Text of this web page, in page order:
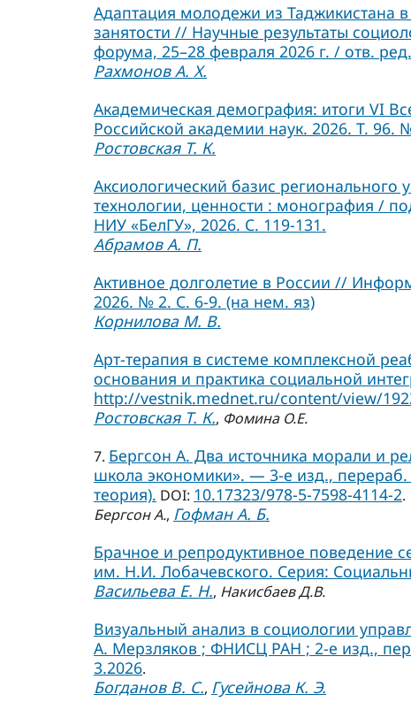
Адаптация молодежи из Таджикистана
занятости // Научные результаты
форума, 25–28 февраля 2026 г. / отв.
Рахмонов А. Х.
Академическая демография: итоги VI
Российской академии наук. 2026. Т. 96.
Ростовская Т. К.
Аксиологический базис
технологии, ценности : монография /
НИУ «БелГУ», 2026. С. 119-131.
Абрамов А. П.
Активное долголетие в России //
2026. № 2. С. 6-9. (на нем. яз)
Корнилова М. В.
Арт-терапия в системе комплексной
основания и практика социальной
http://vestnik.mednet.ru/content/view/
Ростовская Т. К., Фомина О.Е.
7. Бергсон А. Два источника морали и
школа экономики». — 3-е изд.,
теория). DOI: 10.17323/978-5-7598-4114-2.
Бергсон А., Гофман А. Б.
Брачное и репродуктивное поведение
им. Н.И. Лобачевского. Серия:
Васильева Е. Н., Накисбаев Д.В.
Визуальный анализ в социологии
А. Мерзляков ; ФНИСЦ РАН ; 2-е изд.,
3.2026.
Богданов В. С., Гусейнова К. Э.